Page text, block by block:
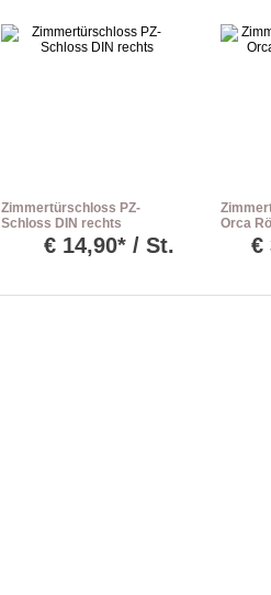
Zimmertürschloss PZ-
Schloss DIN rechts
€ 14,90* / St.
Orca
€